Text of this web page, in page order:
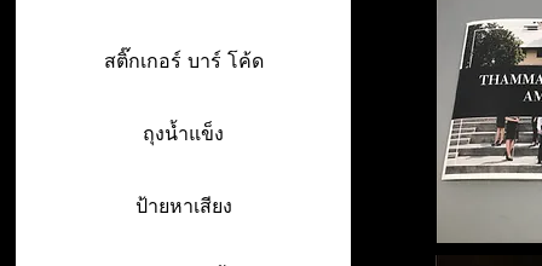
สติ๊กเกอร์ บาร์ โค้ด
ถุงน้ำแข็ง
ป้ายหาเสียง